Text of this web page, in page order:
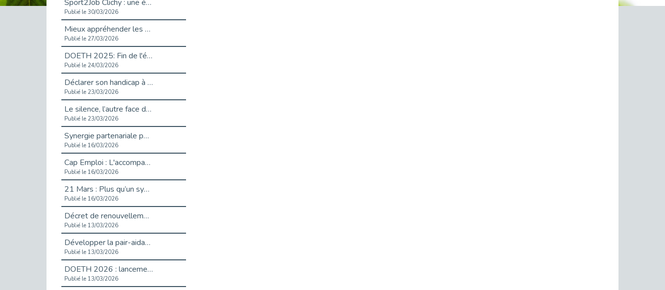
Sport2Job Clichy : une édition altoséquanaise avec Cap Emploi 92.
Publié le 30/03/2026
Mieux appréhender les enjeux du handicap singulier en entreprise - vidéo
Publié le 27/03/2026
DOETH 2025: Fin de l'écrêtement
Publié le 24/03/2026
Déclarer son handicap à son employeur : un levier professionnel ?
Publié le 23/03/2026
Le silence, l’autre face du recrutement : un appel au respect des candidats.
Publié le 23/03/2026
Synergie partenariale pour l'Inclusion Professionnelle chez Orange
Publié le 16/03/2026
Cap Emploi : L'accompagnement EXH c’est quoi ?
Publié le 16/03/2026
21 Mars : Plus qu’un symbole, un engagement pour l’inclusion
Publié le 16/03/2026
Décret de renouvellement de l'aide aux employeurs d'apprentis
Publié le 13/03/2026
Développer la pair-aidance en santé mentale : guide pour les employeurs
Publié le 13/03/2026
DOETH 2026 : lancement de la campagne pour les employeurs publics
Publié le 13/03/2026